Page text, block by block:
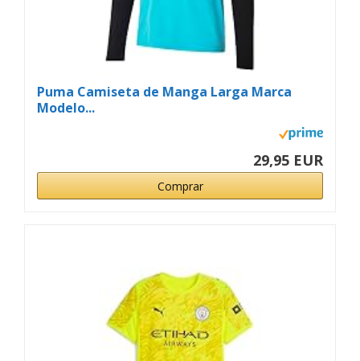
Puma Camiseta de Manga Larga Marca
Modelo...
29,95 EUR
Comprar